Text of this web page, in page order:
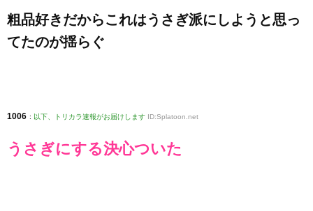
粗品好きだからこれはうさぎ派にしようと思っ
てたのが揺らぐ
1006 : 以下、トリカラ速報がお届けします ID:Splatoon.net
うさぎにする決心ついた